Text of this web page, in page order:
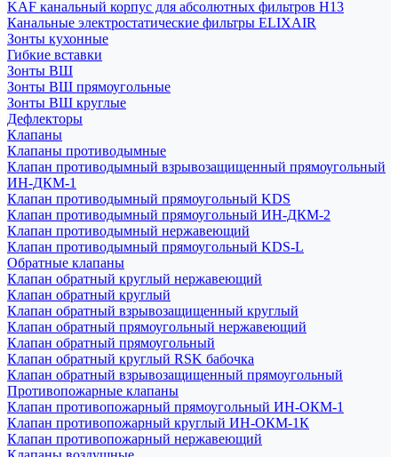
KAF канальный корпус для абсолютных фильтров H13
Канальные электростатические фильтры ELIXAIR
Зонты кухонные
Гибкие вставки
Зонты ВШ
Зонты ВШ прямоугольные
Зонты ВШ круглые
Дефлекторы
Клапаны
Клапаны противодымные
Клапан противодымный взрывозащищенный прямоугольный
ИН-ДКМ-1
Клапан противодымный прямоугольный KDS
Клапан противодымный прямоугольный ИН-ДКМ-2
Клапан противодымный нержавеющий
Клапан противодымный прямоугольный KDS-L
Обратные клапаны
Клапан обратный круглый нержавеющий
Клапан обратный круглый
Клапан обратный взрывозащищенный круглый
Клапан обратный прямоугольный нержавеющий
Клапан обратный прямоугольный
Клапан обратный круглый RSK бабочка
Клапан обратный взрывозащищенный прямоугольный
Противопожарные клапаны
Клапан противопожарный прямоугольный ИН-ОКМ-1
Клапан противопожарный круглый ИН-ОКМ-1К
Клапан противопожарный нержавеющий